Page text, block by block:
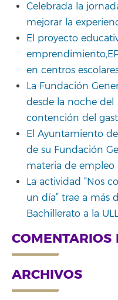
Celebrada la
mejorar la
El proyecto
en centros
La Fundación
desde la noche
contención del
El Ayuntamiento de
de su Fundación
materia de empleo
La actividad “Nos
un día” trae a más
Bachillerato a la ULL
COMENTARIOS
ARCHIVOS